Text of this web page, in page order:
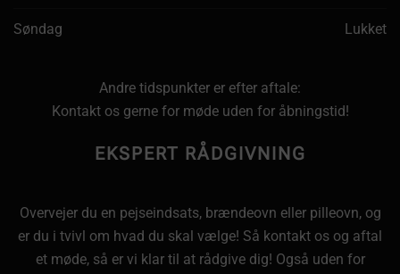
Søndag Lukket
Andre tidspunkter er efter aftale:
Kontakt os gerne for møde uden for åbningstid!
EKSPERT RÅDGIVNING
Overvejer du en pejseindsats, brændeovn eller pilleovn, og
er du i tvivl om hvad du skal vælge! Så kontakt os og aftal
et møde, så er vi klar til at rådgive dig! Også uden for